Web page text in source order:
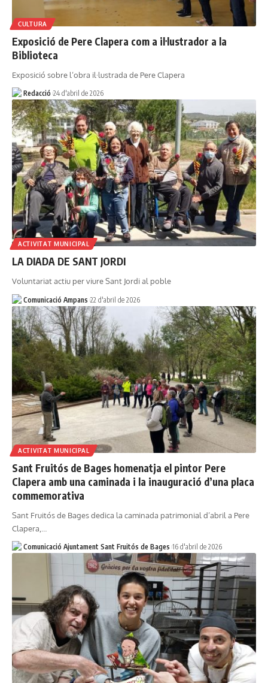
CULTURA
Exposició de Pere Clapera com a il·lustrador a la
Biblioteca
Exposició sobre l’obra il·lustrada de Pere Clapera
Redacció 24 d'abril de 2026
ACTIVITAT MUNICIPAL
LA DIADA DE SANT JORDI
Voluntariat actiu per viure Sant Jordi al poble
Comunicació Ampans 22 d'abril de 2026
ACTIVITAT MUNICIPAL
Sant Fruitós de Bages homenatja el pintor Pere
Clapera amb una caminada i la inauguració d’una placa
commemorativa
Sant Fruitós de Bages dedica la caminada patrimonial d’abril a Pere
Clapera,…
Comunicació Ajuntament Sant Fruitós de Bages 16 d'abril de 2026